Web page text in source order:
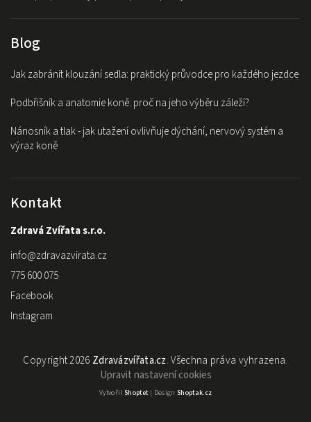
Blog
Jak zabránit klouzání sedla: praktický průvodce pro každého jezdce
Podbřišník a anatomie koně: proč na jeho výběru záleží?
Nánosník a tlak - jak utažení ovlivňuje dýchání, nervový systém a
výraz koně
Kontakt
Zdravá Zvířata s.r.o.
info@zdravazvirata.cz
775 600 075
Facebook
Instagram
Copyright 2026 Zdravázvířata.cz. Všechna práva vyhrazena.
Upravit nastavení cookies
Vytvořil Shoptet| Design Shoptak.cz